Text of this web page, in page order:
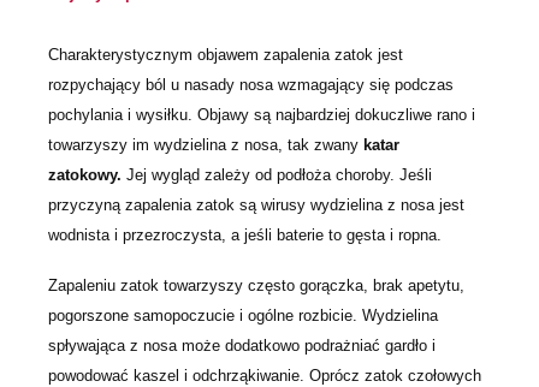
Charakterystycznym objawem zapalenia zatok jest
rozpychający ból u nasady nosa wzmagający się podczas
pochylania i wysiłku. Objawy są najbardziej dokuczliwe rano i
towarzyszy im wydzielina z nosa, tak zwany katar
zatokowy. Jej wygląd zależy od podłoża choroby. Jeśli
przyczyną zapalenia zatok są wirusy wydzielina z nosa jest
wodnista i przezroczysta, a jeśli baterie to gęsta i ropna.
Zapaleniu zatok towarzyszy często gorączka, brak apetytu,
pogorszone samopoczucie i ogólne rozbicie. Wydzielina
spływająca z nosa może dodatkowo podrażniać gardło i
powodować kaszel i odchrząkiwanie. Oprócz zatok czołowych